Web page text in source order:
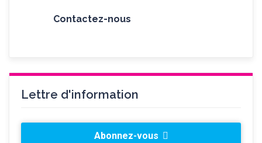
Contactez-nous
Lettre d'information
Abonnez-vous